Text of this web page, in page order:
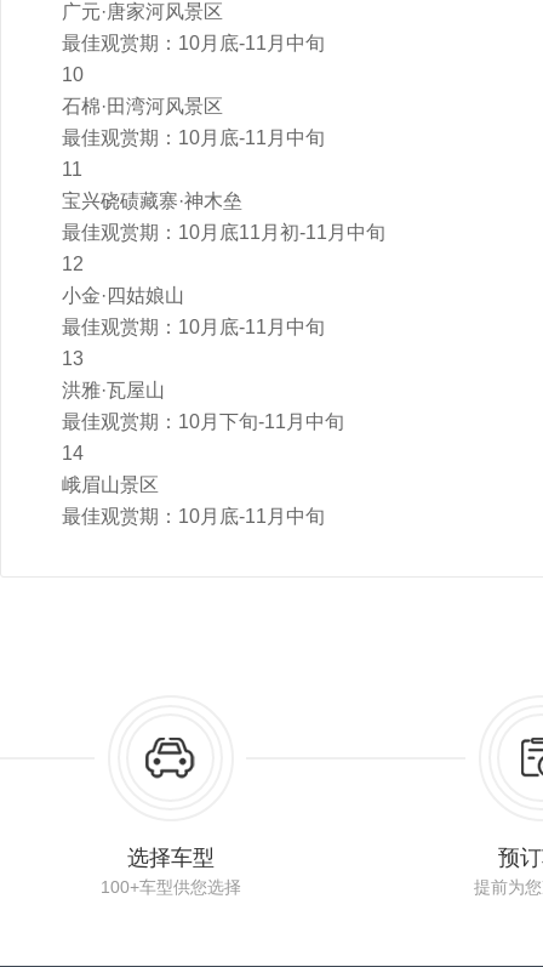
广元·唐家河风景区
最佳观赏期：10月底-11月中旬
10
石棉·田湾河风景区
最佳观赏期：10月底-11月中旬
11
宝兴硗碛藏寨·神木垒
最佳观赏期：10月底11月初-11月中旬
12
小金·四姑娘山
最佳观赏期：10月底-11月中旬
13
洪雅·瓦屋山
最佳观赏期：10月下旬-11月中旬
14
峨眉山景区
最佳观赏期：10月底-11月中旬
选择车型
100+车型供您选择
预
提前为